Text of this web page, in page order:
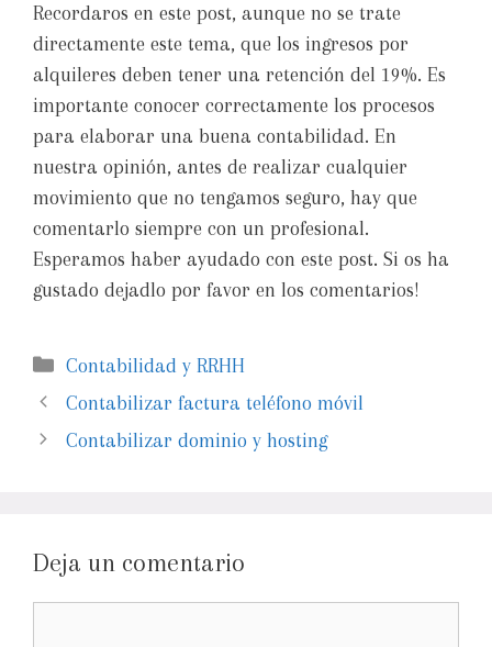
Recordaros en este post, aunque no se trate
directamente este tema, que los ingresos por
alquileres deben tener una retención del 19%. Es
importante conocer correctamente los procesos
para elaborar una buena contabilidad. En
nuestra opinión, antes de realizar cualquier
movimiento que no tengamos seguro, hay que
comentarlo siempre con un profesional.
Esperamos haber ayudado con este post. Si os ha
gustado dejadlo por favor en los comentarios!
Contabilidad y RRHH
Contabilizar factura teléfono móvil
Contabilizar dominio y hosting
Deja un comentario